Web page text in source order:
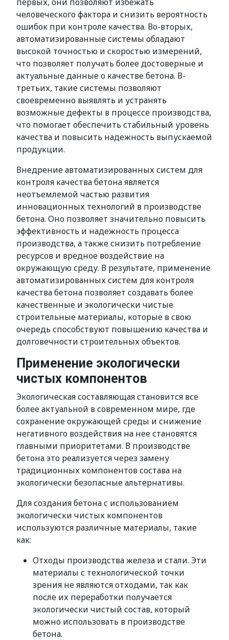
человеческого фактора и снизить вероятность
ошибок при контроле качества. Во-вторых,
автоматизированные системы обладают
высокой точностью и скоростью измерений,
что позволяет получать более достоверные и
актуальные данные о качестве бетона. В-
третьих, такие системы позволяют
своевременно выявлять и устранять
возможные дефекты в процессе производства,
что помогает обеспечить стабильный уровень
качества и повысить надежность выпускаемой
продукции.
Внедрение автоматизированных систем для
контроля качества бетона является
неотъемлемой частью развития
инновационных технологий в производстве
бетона. Оно позволяет значительно повысить
эффективность и надежность процесса
производства, а также снизить потребление
ресурсов и вредное воздействие на
окружающую среду. В результате, применение
автоматизированных систем для контроля
качества бетона позволяет создавать более
качественные и экологически чистые
строительные материалы, которые в свою
очередь способствуют повышению качества и
долговечности строительных объектов.
Применение экологически
чистых компонентов
Экологическая составляющая становится все
более актуальной в современном мире, где
сохранение окружающей среды и снижение
негативного воздействия на нее становятся
главными приоритетами. В производстве
бетона это реализуется через замену
традиционных компонентов состава на
экологически безопасные альтернативы.
Для создания бетона с использованием
экологически чистых компонентов
используются различные материалы, такие
как:
Отходы производства железа и стали. Эти
материалы с технологической точки
зрения не являются отходами, так как
после их переработки получается
экологически чистый состав, который
можно использовать в производстве
бетона.